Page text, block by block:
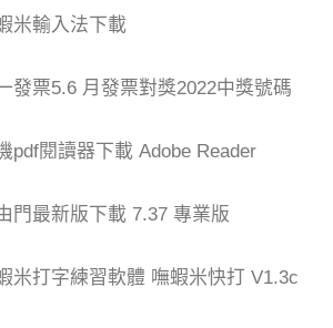
米輸入法下載
發票5.6 月發票對獎2022中獎號碼
pdf閱讀器下載 Adobe Reader
門最新版下載 7.37 專業版
米打字練習軟體 嘸蝦米快打 V1.3c